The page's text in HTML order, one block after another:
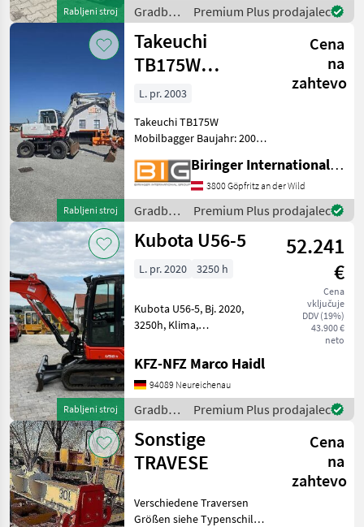
Rabljeni stroj
Mieten ab 67, - € Be
Gradbeni
stroji /
Yanmar
Premium Plus prodajalec
Rabljeni stroj
Takeuchi
TB175W
Mobilbagger
Cena
na
zahtevo
L. pr. 2003
Takeuchi TB175W
Mobilbagger Baujahr: 2003
Eigengewicht: ca.8130 Kg
Mit österreichischen
Papieren und CE
Konformitätserklärung
Gradbeni stroji Mobiln
Biringer International GmbH
3800 Göpfritz an der Wild
Gradbeni
stroji /
Takeuchi
Premium Plus prodajalec
Rabljeni stroj
Kubota U56-5
52.241
€
Cena
vključuje
DDV (19%)
43.900 €
neto
L. pr. 2020 3250 h
Kubota U56-5, Bj. 2020,
3250h, Klima,
mit HS03,
Grabenräumlöffel, Ketten
90% Gradbeni stroji Mini
bager
KFZ-NFZ Marco Haidl
94089 Neureichenau
Gradbeni
stroji /
Kubota
Premium Plus prodajalec
Sonstige
TRAVESE
Cena
na
zahtevo
Verschiedene Traversen
Größen siehe Typenschild